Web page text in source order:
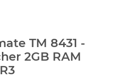
TM 8431 -
2GB RAM